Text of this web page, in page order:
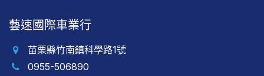
藝速國際車業行
苗栗縣竹南鎮科學路1號
0955-506890